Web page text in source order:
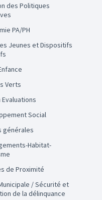
PA/PH
Verts
Evaluations
Social
générales
de Proximité
de la délinquance